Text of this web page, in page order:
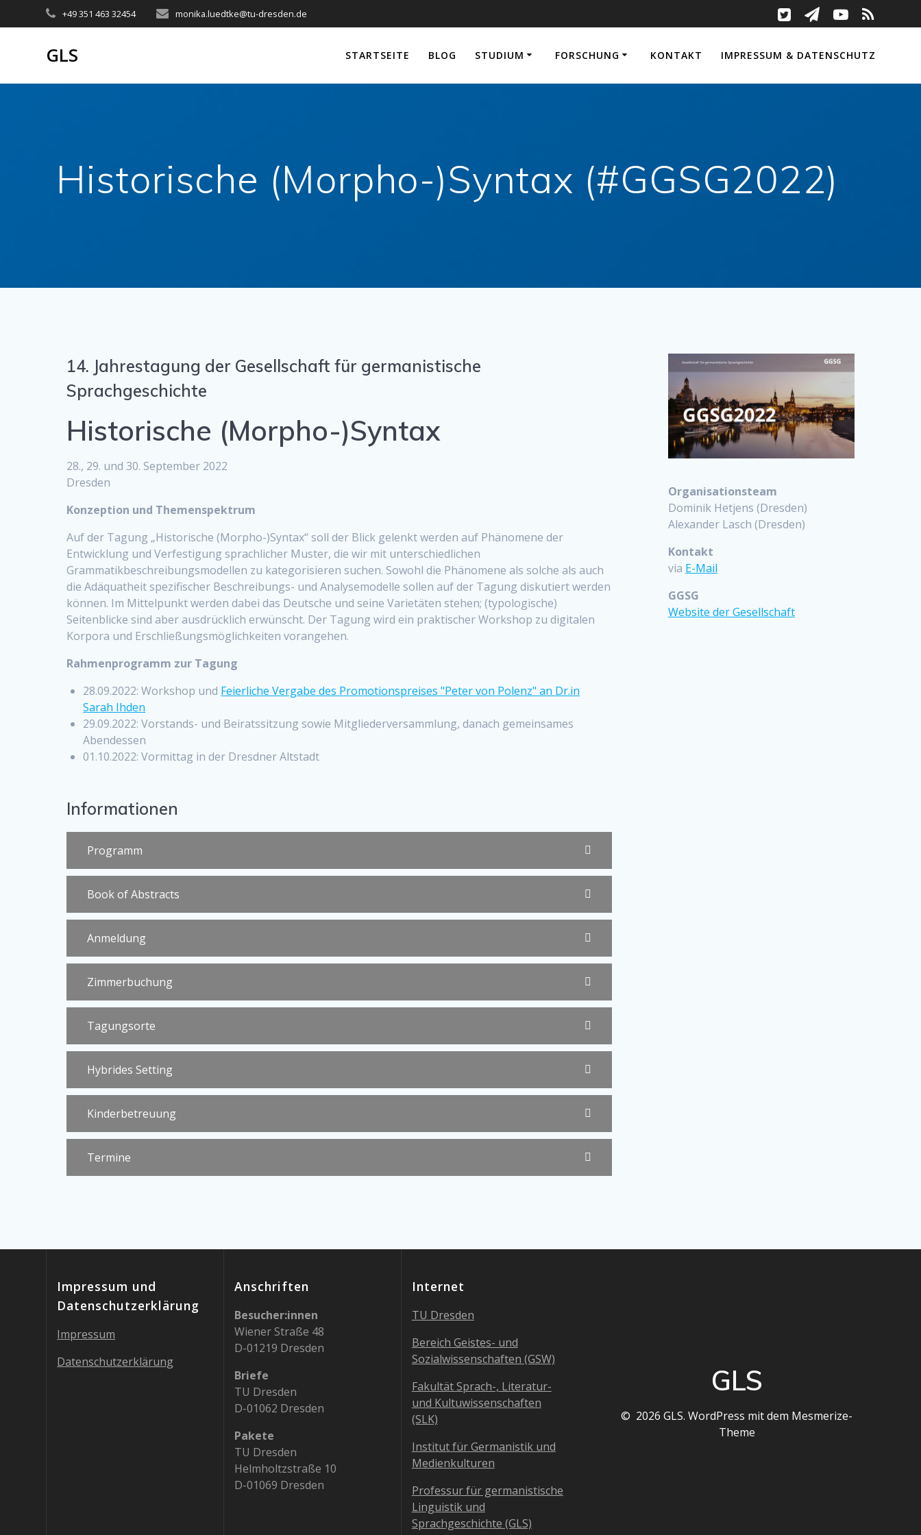
Inhalt
+49 351 463 32454 monika.luedtke@tu-dresden.de
GLS STARTSEITE BLOG STUDIUM FORSCHUNG KONTAKT IMPRESSUM & DATENSCHUTZ
Historische (Morpho-)Syntax (#GGSG2022)
14. Jahrestagung der Gesellschaft für germanistische
Sprachgeschichte
Historische (Morpho-)Syntax
28., 29. und 30. September 2022
Dresden
Konzeption und Themenspektrum
Auf der Tagung „Historische (Morpho-)Syntax“ soll der Blick gelenkt werden auf Phänomene der
Entwicklung und Verfestigung sprachlicher Muster, die wir mit unterschiedlichen
Grammatikbeschreibungsmodellen zu kategorisieren suchen. Sowohl die Phänomene als solche als auch
die Adäquatheit spezifischer Beschreibungs- und Analysemodelle sollen auf der Tagung diskutiert werden
können. Im Mittelpunkt werden dabei das Deutsche und seine Varietäten stehen; (typologische)
Seitenblicke sind aber ausdrücklich erwünscht. Der Tagung wird ein praktischer Workshop zu digitalen
Korpora und Erschließungsmöglichkeiten vorangehen.
Rahmenprogramm zur Tagung
28.09.2022: Workshop und Feierliche Vergabe des Promotionspreises "Peter von Polenz" an Dr.in
Sarah Ihden
29.09.2022: Vorstands- und Beiratssitzung sowie Mitgliederversammlung, danach gemeinsames
Abendessen
01.10.2022: Vormittag in der Dresdner Altstadt
Informationen
Programm
Book of Abstracts
Anmeldung
Zimmerbuchung
Tagungsorte
Hybrides Setting
Kinderbetreuung
Termine
Organisationsteam
Dominik Hetjens (Dresden)
Alexander Lasch (Dresden)
Kontakt
via E-Mail
GGSG
Website der Gesellschaft
Impressum und
Datenschutzerklärung
Impressum
Datenschutzerklärung
Anschriften
Besucher:innen
Wiener Straße 48
D-01219 Dresden
Briefe
TU Dresden
D-01062 Dresden
Pakete
TU Dresden
Helmholtzstraße 10
D-01069 Dresden
Internet
TU Dresden
Bereich Geistes- und
Sozialwissenschaften (GSW)
Fakultät Sprach-, Literatur-
und Kultuwissenschaften
(SLK)
Institut für Germanistik und
Medienkulturen
Professur für germanistische
Linguistik und
Sprachgeschichte (GLS)
GLS
© 2026 GLS. WordPress mit dem Mesmerize-
Theme